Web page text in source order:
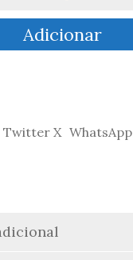
Adicionar
Twitter X WhatsApp